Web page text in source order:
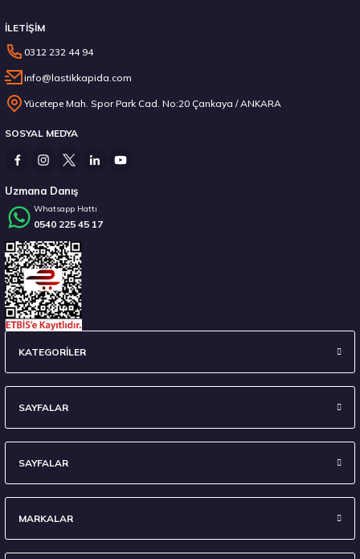
6.792,50 ₺
Stokta 12 Adet
İLETİŞİM
0312 232 44 94
info@lastikkapida.com
Yücetepe Mah. Spor Park Cad. No:20 Çankaya / ANKARA
SOSYAL MEDYA
Uzmana Danış
Whatsapp Hattı
0540 225 45 17
KATEGORİLER
SAYFALAR
SAYFALAR
MARKALAR